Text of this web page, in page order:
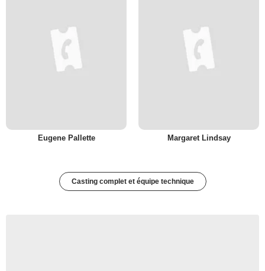
Eugene Pallette Margaret Lindsay
Casting complet et équipe technique